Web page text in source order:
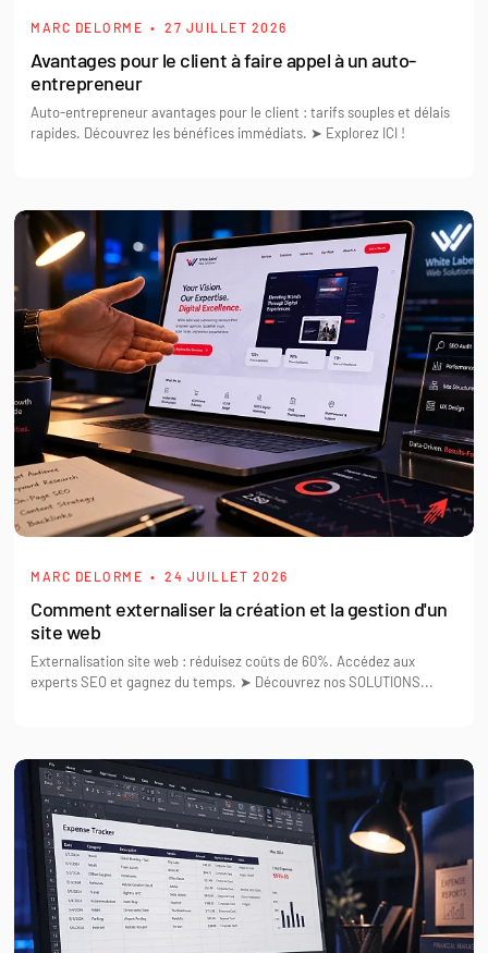
MARC DELORME 27 JUILLET 2026
Avantages pour le client à faire appel à un auto-
entrepreneur
Auto-entrepreneur avantages pour le client : tarifs souples et délais
rapides. Découvrez les bénéfices immédiats. ➤ Explorez ICI !
MARC DELORME 24 JUILLET 2026
Comment externaliser la création et la gestion d'un
site web
Externalisation site web : réduisez coûts de 60%. Accédez aux
experts SEO et gagnez du temps. ➤ Découvrez nos SOLUTIONS...